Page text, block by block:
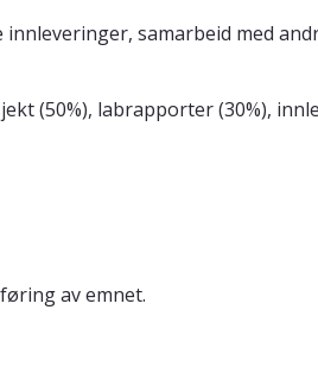
samarbeid med
(50%), labrapporter (30%),
av emnet.